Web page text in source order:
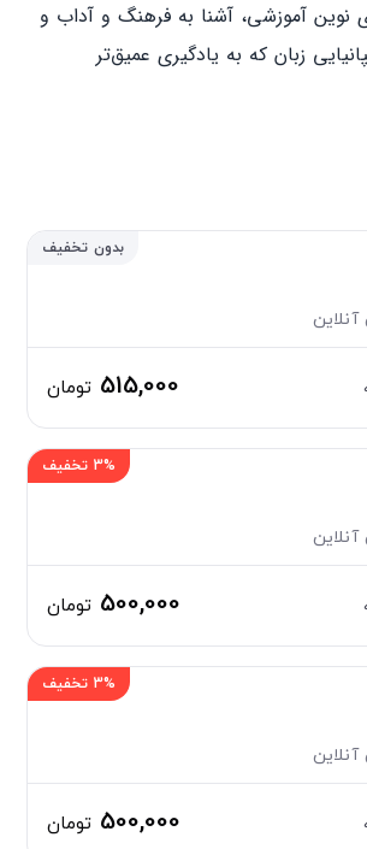
نوین آموزشی، آشنا به فرهنگ و آداب و
زبان که به یادگیری عمیق‌تر
دارای مدارک معتبر و سابقه درخشان
بدون تخفیف
515,000 تومان
3% تخفیف
500,000 تومان
3% تخفیف
500,000 تومان